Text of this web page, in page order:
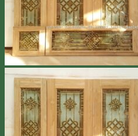
การขนส่ง
บทความ
สินค้าโปรโมชั่น
ผลงานติดตั้งจริง / รีวิว
ติดต่อเรา
Line
โทร 0918598786